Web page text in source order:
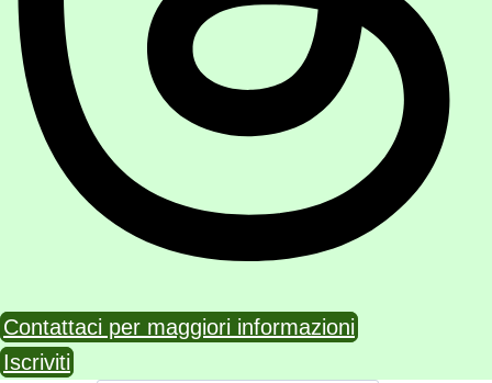
Contattaci per maggiori informazioni
Iscriviti